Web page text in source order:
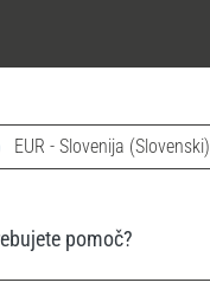
EUR - Slovenija (Slovenski)
pomoč?